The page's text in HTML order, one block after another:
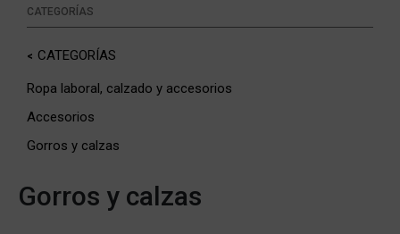
CATEGORÍAS
CATEGORÍAS
Ropa laboral, calzado y accesorios
Accesorios
Gorros y calzas
Gorros y calzas